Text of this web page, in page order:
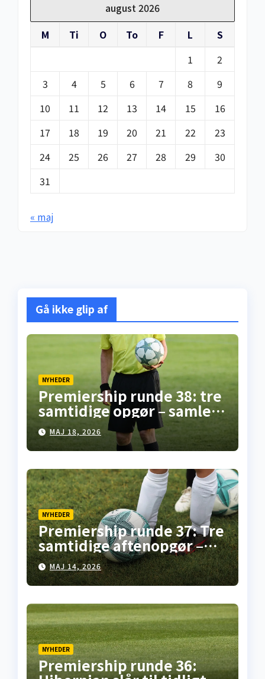
august 2026
M
Ti O To F L
S
1
2
3
4 5 6 7 8
9
10
11 12 13 14 15
16
17
18 19 20 21 22
23
24
25 26 27 28 29
30
31
« maj
Gå ikke glip af
NYHEDER
Premiership runde 38: tre
samtidige opgør – samlet
overblik fra
skotskfodbold.dk
MAJ 18, 2026
NYHEDER
Premiership runde 37: Tre
samtidige aftenopgør –
her er overblikket
MAJ 14, 2026
NYHEDER
Premiership runde 36: